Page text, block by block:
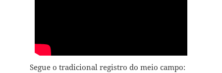
Segue o tradicional registro do meio campo: